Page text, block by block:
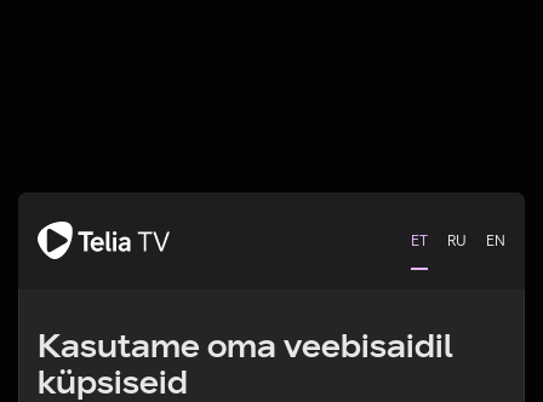
ET RU EN
Kasutame oma veebisaidil
küpsiseid